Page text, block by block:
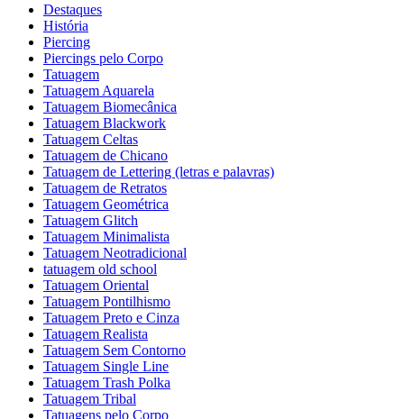
Destaques
História
Piercing
Piercings pelo Corpo
Tatuagem
Tatuagem Aquarela
Tatuagem Biomecânica
Tatuagem Blackwork
Tatuagem Celtas
Tatuagem de Chicano
Tatuagem de Lettering (letras e palavras)
Tatuagem de Retratos
Tatuagem Geométrica
Tatuagem Glitch
Tatuagem Minimalista
Tatuagem Neotradicional
tatuagem old school
Tatuagem Oriental
Tatuagem Pontilhismo
Tatuagem Preto e Cinza
Tatuagem Realista
Tatuagem Sem Contorno
Tatuagem Single Line
Tatuagem Trash Polka
Tatuagem Tribal
Tatuagens pelo Corpo